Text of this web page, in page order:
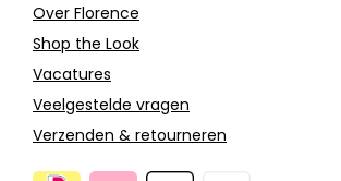
Over Florence
Shop the Look
Vacatures
Veelgestelde vragen
Verzenden & retourneren